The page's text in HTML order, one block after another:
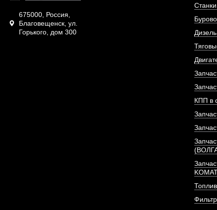
675000, Россия,
Благовещенск, ул.
Горького, дом 300
КПП в